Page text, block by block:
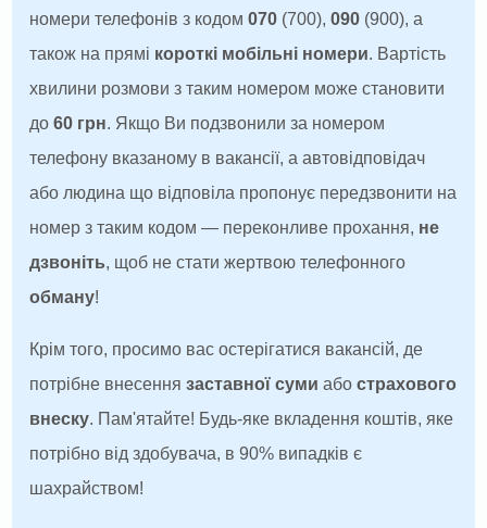
номери телефонів з кодом070 (700),090 (900), а
також на прямі короткі мобільні номери. Вартість
хвилини розмови з таким номером може становити
до60 грн. Якщо Ви подзвонили за номером
телефону вказаному в вакансії, а автовідповідач
або людина що відповіла пропонує передзвонити на
номер з таким кодом — переконливе прохання, не
дзвоніть, щоб не стати жертвою телефонного
обману!
Крім того, просимо вас остерігатися вакансій, де
потрібне внесеннязаставної суми абострахового
внеску. Пам'ятайте! Будь-яке вкладення коштів, яке
потрібно від здобувача, в 90% випадків є
шахрайством!